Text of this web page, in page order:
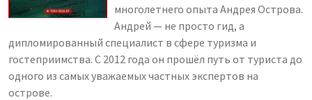
многолетнего опыта Андрея Острова.
Андрей — не просто гид, а
дипломированный специалист в сфере туризма и
гостеприимства. С 2012 года он прошёл путь от туриста до
одного из самых уважаемых частных экспертов на
острове.